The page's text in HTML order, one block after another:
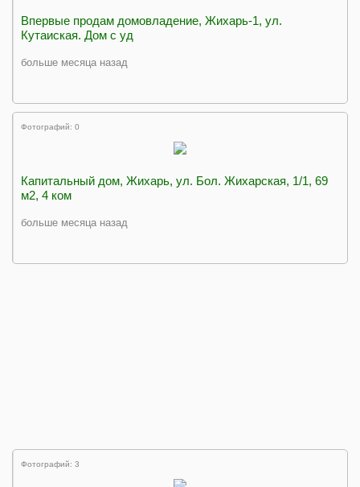
Впервые продам домовладение, Жихарь-1, ул.
Кутаиская. Дом с уд
больше месяца назад
Фотографий: 0
Капитальный дом, Жихарь, ул. Бол. Жихарская, 1/1, 69
м2, 4 ком
больше месяца назад
Фотографий: 3